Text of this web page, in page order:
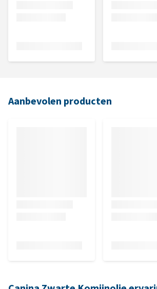
Aanbevolen producten